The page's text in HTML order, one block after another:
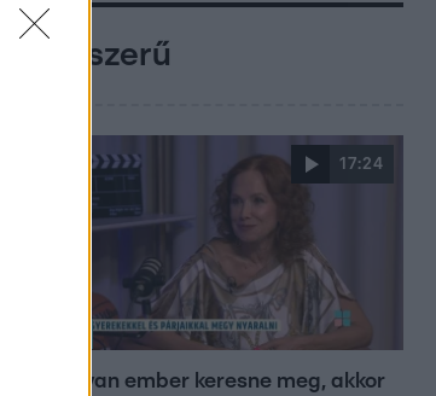
Népszerű
17:24
„Ha olyan ember keresne meg, akkor